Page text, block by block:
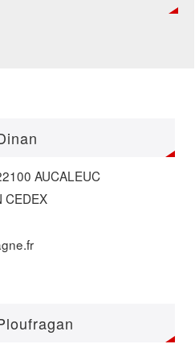
AUCALEUC
CEDEX